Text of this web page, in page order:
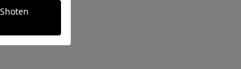
商品詳細